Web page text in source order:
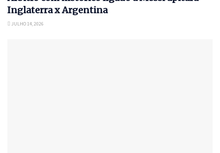
Inglaterra x Argentina
JULHO 14, 2026